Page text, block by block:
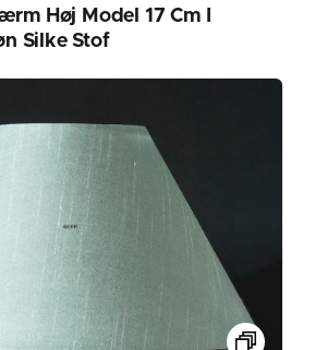
Høj Model 17 Cm I
Silke Stof